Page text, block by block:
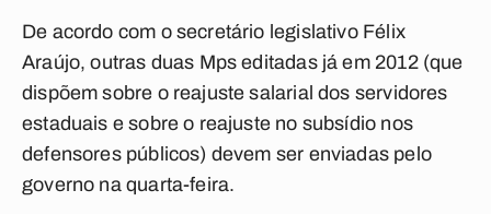
De acordo com o secretário legislativo Félix
Araújo, outras duas Mps editadas já em 2012 (que
dispõem sobre o reajuste salarial dos servidores
estaduais e sobre o reajuste no subsídio nos
defensores públicos) devem ser enviadas pelo
governo na quarta-feira.